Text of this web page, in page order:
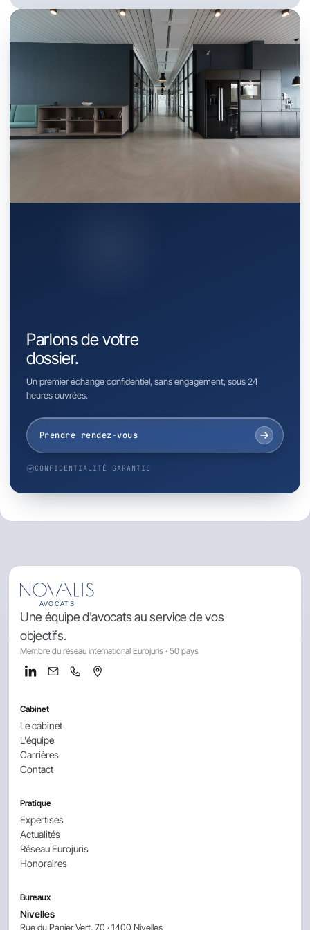
Parlons de votre
dossier.
Un premier échange confidentiel, sans engagement, sous 24
heures ouvrées.
Prendre rendez-vous
CONFIDENTIALITÉ GARANTIE
Une équipe d'avocats au service de vos
objectifs.
Membre du réseau international Eurojuris · 50 pays
Cabinet
Le cabinet
L'équipe
Carrières
Contact
Pratique
Expertises
Actualités
Réseau Eurojuris
Honoraires
Bureaux
Nivelles
Rue du Panier Vert, 70 · 1400 Nivelles